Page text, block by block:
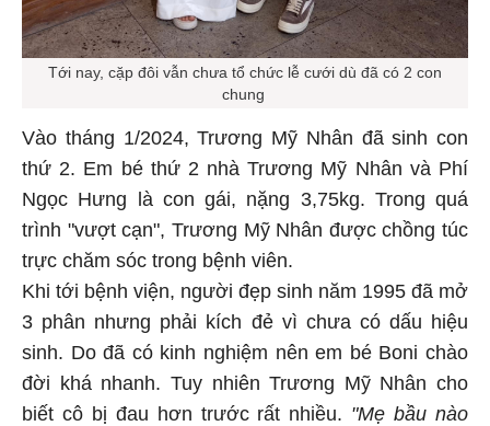
Tới nay, cặp đôi vẫn chưa tổ chức lễ cưới dù đã có 2 con
chung
Vào tháng 1/2024, Trương Mỹ Nhân đã sinh con
thứ 2. Em bé thứ 2 nhà Trương Mỹ Nhân và Phí
Ngọc Hưng là con gái, nặng 3,75kg. Trong quá
trình "vượt cạn", Trương Mỹ Nhân được chồng túc
trực chăm sóc trong bệnh viên.
Khi tới bệnh viện, người đẹp sinh năm 1995 đã mở
3 phân nhưng phải kích đẻ vì chưa có dấu hiệu
sinh. Do đã có kinh nghiệm nên em bé Boni chào
đời khá nhanh. Tuy nhiên Trương Mỹ Nhân cho
biết cô bị đau hơn trước rất nhiều. "Mẹ bầu nào